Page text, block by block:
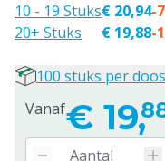
Vanaf€ 19,
10 - 19 Stuks
20+ Stuks
€ 20,94
€ 19,88
-
-
100 stuks per doos